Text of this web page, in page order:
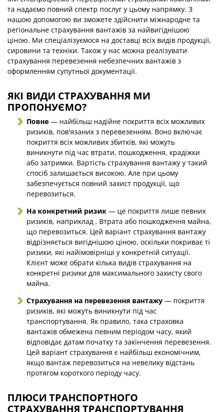
та надаємо повний спектр послуг у цьому напрямку. З
нашою допомогою ви зможете здійснити міжнародне та
регіональне страхування вантажів за найвигіднішою
ціною. Ми спеціалізуємося на доставці всіх видів продукції,
сировини та техніки. Також у нас можна реалізувати
страхування перевезення небезпечних вантажів з
оформленням супутньої документації.
ЯКІ ВИДИ СТРАХУВАННЯ МИ
ПРОПОНУЄМО?
Повне — найбільш надійне покриття всіх можливих
ризиків, пов'язаних з перевезенням. Воно включає
покриття всіх можливих збитків, які можуть
виникнути під час втрати, пошкодження, крадіжки
або затримки. Вартість страхування вантажу у такий
спосіб залишається високою. Але при цьому
забезпечується повний захист продукції, що
перевозиться.
На конкретний ризик— це покриття лише певних
ризиків, наприклад , Втрата або пошкодження майна,
що перевозиться. Цей варіант страхування вантажу
відрізняється вигіднішою ціною, оскільки покриває ті
ризики, які найімовірніші у конкретній ситуації.
Клієнт може обрати кілька видів страхування на
конкретні ризики для максимального захисту свого
майна.
Страхування на перевезення вантажу— покриття
ризиків, які можуть виникнути під час
транспортування. Як правило, така страховка
вантажів обмежена певним періодом часу, який
відповідає датам початку та закінчення перевезення.
Цей варіант страхування є найбільш економічним,
якщо вантаж перевозиться на невелику відстань
протягом короткого періоду часу.
ПЛЮСИ ТРАНСПОРТНОГО
СТРАХУВАННЯ ТРАНСПОРТУВАННЯ